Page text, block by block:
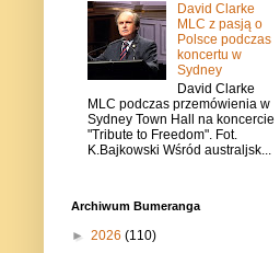
David Clarke
MLC z pasją o
Polsce podczas
koncertu w
Sydney
David Clarke
MLC podczas przemówienia w
Sydney Town Hall na koncercie
"Tribute to Freedom". Fot.
K.Bajkowski Wśród australjsk...
Archiwum Bumeranga
► 2026 (110)